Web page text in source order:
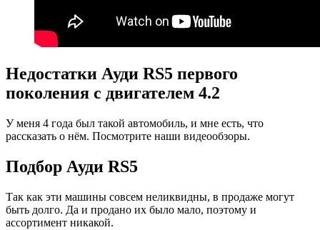
Недостатки Ауди RS5 первого
поколения с двигателем 4.2
У меня 4 года был такой автомобиль, и мне есть, что
рассказать о нём. Посмотрите наши видеообзоры.
Подбор Ауди RS5
Так как эти машины совсем неликвидны, в продаже могут
быть долго. Да и продано их было мало, поэтому и
ассортимент никакой.